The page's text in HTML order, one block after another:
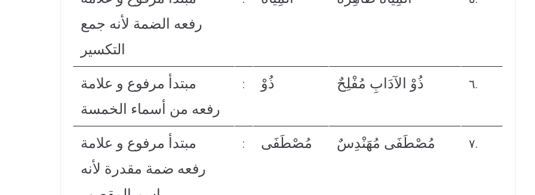
رفعه الضمة لأنه جمع
التكسير
مبتدأ مرفوع و علامة
رفعه من أسماء الخمسة
: ذُوْ ذُوْ الآدَابِ مُفْلِحٌ ٦.
مبتدأ مرفوع و علامة
رفعه ضمة مقدرة لأنه
: مُصْطَفَى مُصْطَفَى مُهَنْدِسٌ ٧.